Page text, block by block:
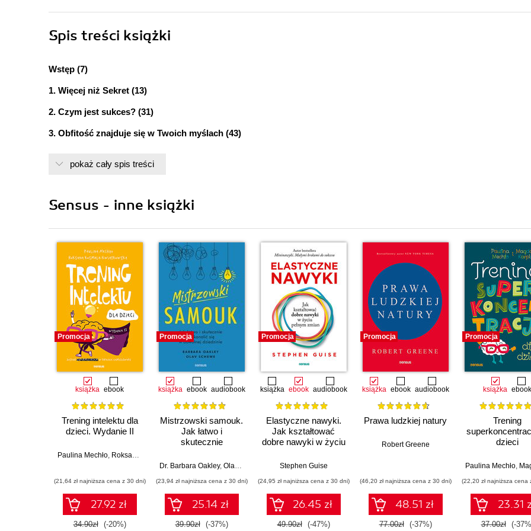
Spis treści książki
Wstęp (7)
1. Więcej niż Sekret (13)
2. Czym jest sukces? (31)
3. Obfitość znajduje się w Twoich myślach (43)
6. Prawo Przyciągania a nauka i religia (83)
8. Naucz się wykorzystywać możliwości swojego umysłu (113)
9. Poproś Wszechświat o dostatek (137)
10. Najbogatsi ludzie świata (157)
Źródła (173)
pokaż cały spis treści
Sensus - inne książki
Promocja
książka ebook
Trening intelektu dla
dzieci. Wydanie II
Paulina Mechło, Roksana Kosmala-Kwiatkowska
(21,64 zł najniższa cena z 30 dni)
27.92 zł
34.90zł (-20%)
Promocja
książka ebook audiobook
Mistrzowski samouk.
Jak łatwo i
skutecznie
dowolnej dziedzinie
Dr. Barbara Oakley, Olav Schewe
(23,94 zł najniższa cena z 30 dni)
25.14 zł
39.90zł (-37%)
Promocja
książka ebook audiobook
Elastyczne nawyki.
Jak kształtować
dobre nawyki w życiu
Stephen Guise
(24,95 zł najniższa cena z 30 dni)
26.45 zł
49.90zł (-47%)
Promocja
książka ebook audiobook
Prawa ludzkiej natury
Robert Greene
(46,20 zł najniższa cena z 30 dni)
48.51 zł
77.00zł (-37%)
Promocja
książka ebook
Trening
dzieci
Paulina Mechło,
(22,20 zł najniższa cena
23.31
37.00zł (-